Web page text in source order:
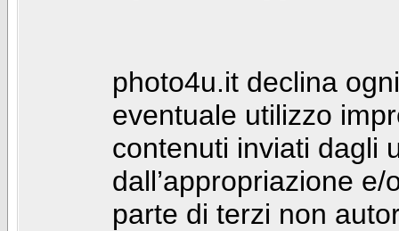
photo4u.it declina
eventuale utilizzo
contenuti inviati dagli
dall’appropriazione
parte di terzi non